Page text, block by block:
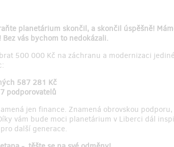
planetárium skončil, a skončil úspěšně!
vás bychom to nedokázali.
500 000 Kč na záchranu a modernizaci
587 281 Kč
podporovatelů
jen finance. Znamená obrovskou
vám bude moci planetárium v Liberci dál
další generace.